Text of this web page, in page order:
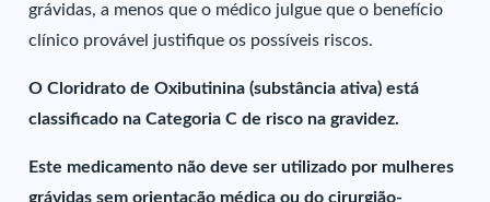
grávidas, a menos que o médico julgue que o benefício
clínico provável justifique os possíveis riscos.
O Cloridrato de Oxibutinina (substância ativa) está
classificado na Categoria C de risco na gravidez.
Este medicamento não deve ser utilizado por mulheres
grávidas sem orientação médica ou do cirurgião-